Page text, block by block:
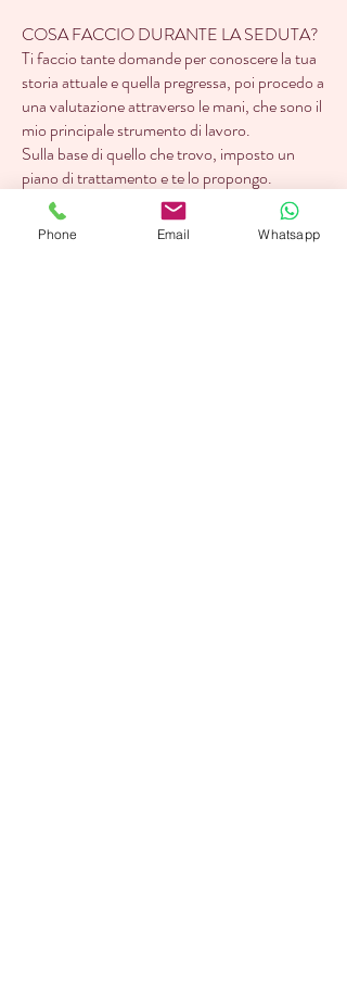
COSA FACCIO DURANTE LA SEDUTA?
Ti faccio tante domande per conoscere la tua
storia attuale e quella pregressa, poi procedo a
una valutazione attraverso le mani, che sono il
mio principale strumento di lavoro.
Sulla base di quello che trovo, imposto un
piano di trattamento e te lo propongo.
Ogni persona è unica, non esistono protocolli,
ogni trattamento è costruito ad hoc sulla tua
speciale situazione, che tu abbia un giorno di
Phone Email Whatsapp